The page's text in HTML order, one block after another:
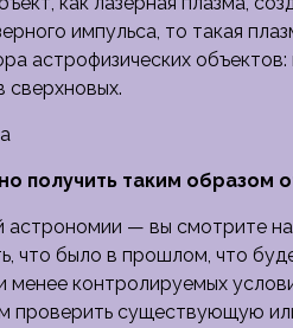
импульса, то такая
астрофизических объектов:
сверхновых.
получить таким образом
— вы смотрите на
что было в прошлом, что
менее контролируемых
проверить существующую